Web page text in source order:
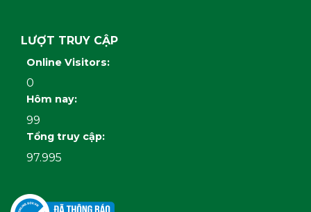
LƯỢT TRUY CẬP
Online Visitors:
0
Hôm nay:
99
Tổng truy cập:
97.995